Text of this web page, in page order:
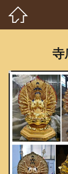

寺